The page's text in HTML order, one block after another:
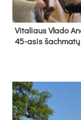
Vi­ta­liaus Vla­do
45-asis